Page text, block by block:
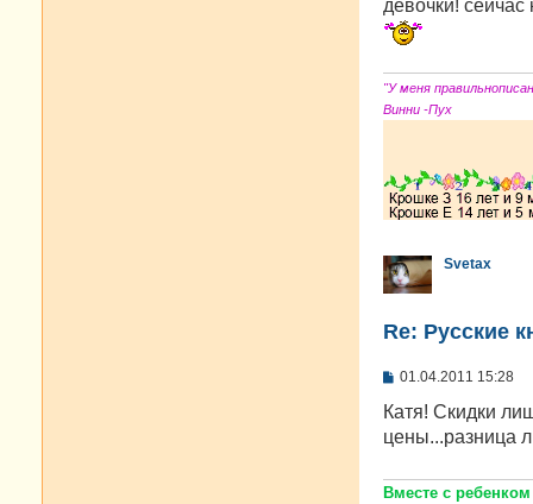
б
щ
н
и
девочки! сейчас
"У меня
Винни -Пух
Svetax
Re: Русские
С
о
щ
н
и
01.04.2011 15:28
Катя! Скидки
цены...разница
Вместе с